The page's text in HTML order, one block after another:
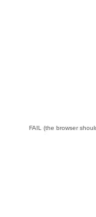
FAIL (the browser